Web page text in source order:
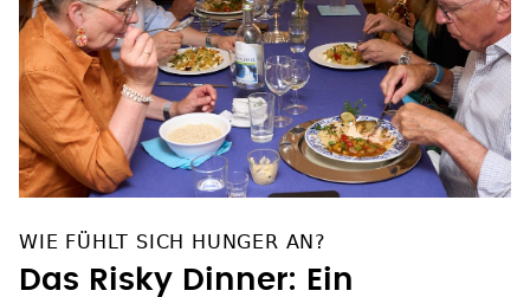
WIE FÜHLT SICH HUNGER AN?
Das Risky Dinner: Ein